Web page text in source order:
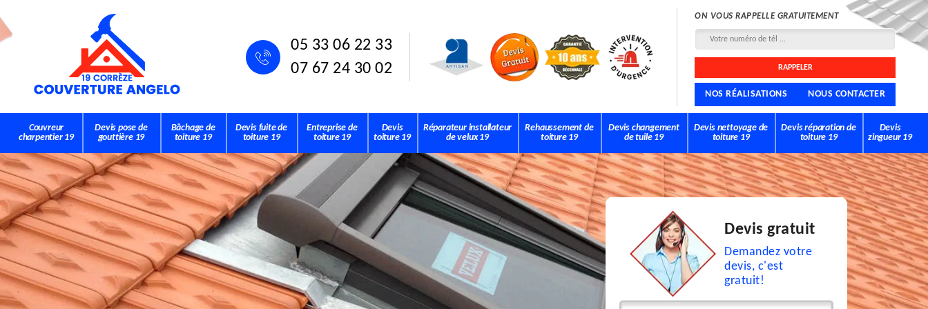
05 33 06 22 33
07 67 24 30 02
ON VOUS RAPPELLE GRATUITEMENT
NOS RÉALISATIONS NOUS CONTACTER
Couvreur
charpentier 19
Devis pose de
gouttière 19
Bâchage de
toiture 19
Devis fuite de
toiture 19
Entreprise de
toiture 19
Devis
toiture 19
Réparateur installateur
de velux 19
Rehaussement de
toiture 19
Devis changement
de tuile 19
Devis nettoyage de
toiture 19
Devis réparation de
toiture 19
Devis
zingueur 19
Devis gratuit
Demandez votre
devis, c'est
gratuit!